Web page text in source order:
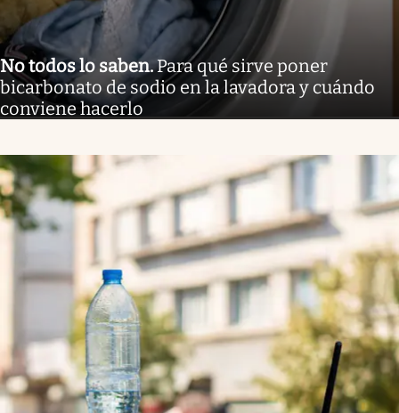
No todos lo saben.Para qué sirve poner
bicarbonato de sodio en la lavadora y cuándo
conviene hacerlo